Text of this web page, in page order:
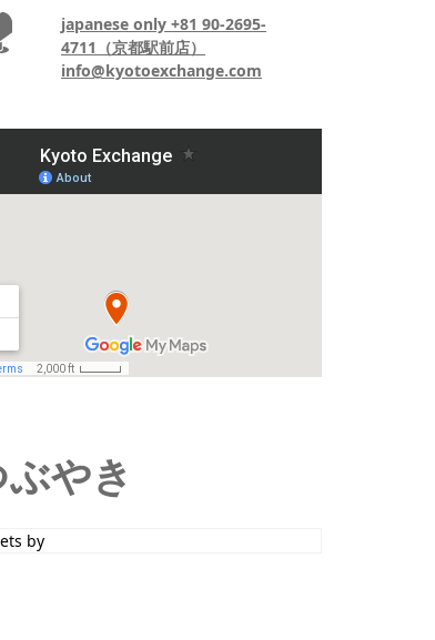
japanese only +81 90-2695-
4711（京都駅前店）
info@kyotoexchange.com
やき
by